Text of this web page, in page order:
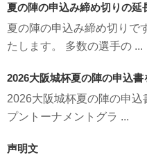
夏の陣の申込み締め切りの延
夏の陣の申込み締め切りで
たします。 多数の選手の ...
2026大阪城杯夏の陣の申込書
2026大阪城杯夏の陣の申
プントーナメントグラ ...
声明文